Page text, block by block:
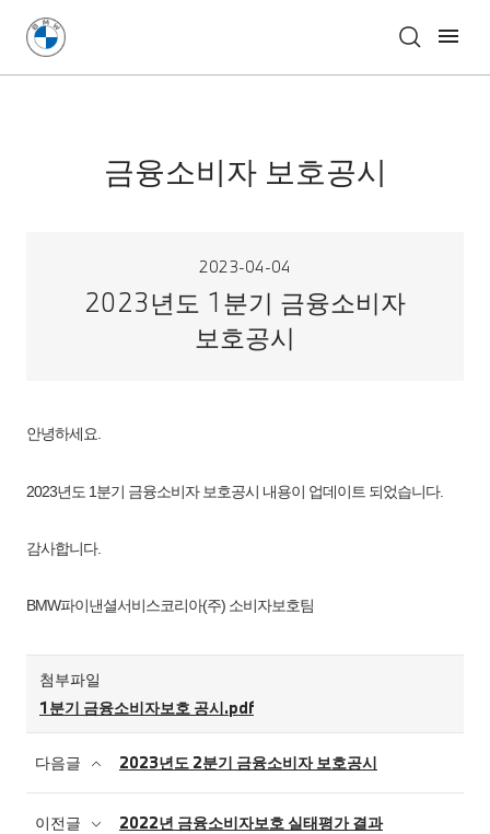
금융소비자 보호공시
2023-04-04
2023년도 1분기 금융소비자
보호공시
안녕하세요.
2023년도 1분기 금융소비자 보호공시 내용이 업데이트 되었습니다.
감사합니다.
BMW파이낸셜서비스코리아(주) 소비자보호팀
첨부파일
1분기 금융소비자보호 공시.pdf
다음글 2023년도 2분기 금융소비자 보호공시
이전글 2022년 금융소비자보호 실태평가 결과